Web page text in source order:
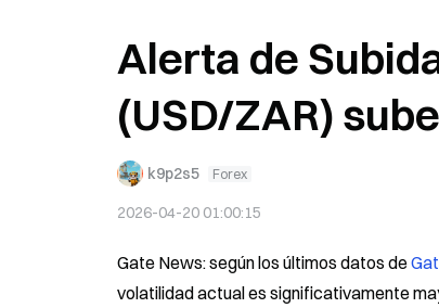
Alerta de
(USD/ZAR)
k9p2s5 Forex
2026-04-20 01:00:15
Gate News: según los últimos datos de
volatilidad actual es significativamente